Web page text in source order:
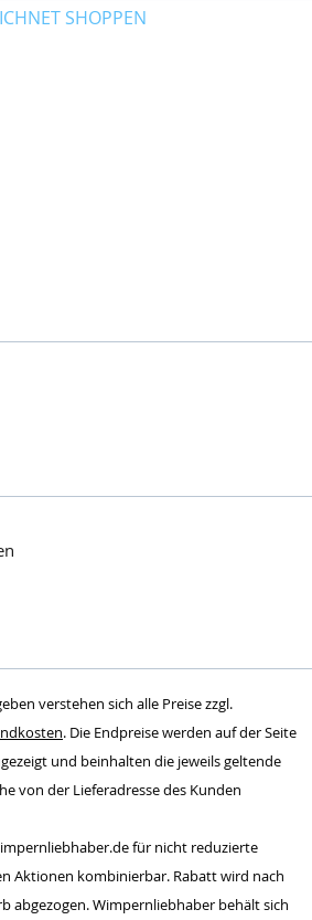
Dormagen,
www.wimpernlieb
Deutschland
verstehen sich alle Preise zzgl.
. Die Endpreise werden auf der Seite
und beinhalten die jeweils geltende
von der Lieferadresse des Kunden
für nicht reduzierte
Aktionen kombinierbar. Rabatt wird nach
abgezogen. Wimpernliebhaber behält sich
SHOPPEN